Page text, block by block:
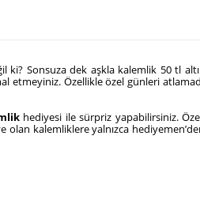
ki? Sonsuza dek aşkla kalemlik 50 tl
etmeyiniz. Özellikle özel günleri
hediyesi ile sürpriz yapabilirsiniz.
kalemliklere yalnızca